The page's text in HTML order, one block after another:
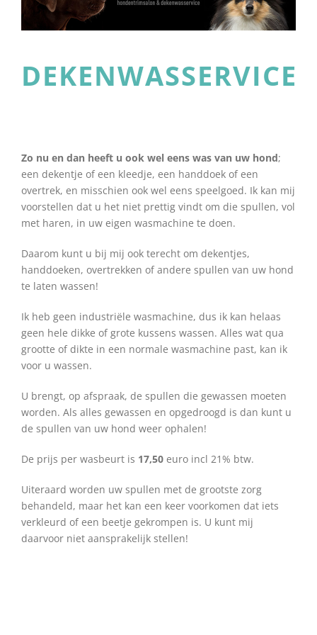
DEKENWASSERVICE
Zo nu en dan heeft u ook wel eens was van uw hond;
een dekentje of een kleedje, een handdoek of een
overtrek, en misschien ook wel eens speelgoed. Ik kan mij
voorstellen dat u het niet prettig vindt om die spullen, vol
met haren, in uw eigen wasmachine te doen.
Daarom kunt u bij mij ook terecht om dekentjes,
handdoeken, overtrekken of andere spullen van uw hond
te laten wassen!
Ik heb geen industriële wasmachine, dus ik kan helaas
geen hele dikke of grote kussens wassen. Alles wat qua
grootte of dikte in een normale wasmachine past, kan ik
voor u wassen.
U brengt, op afspraak, de spullen die gewassen moeten
worden. Als alles gewassen en opgedroogd is dan kunt u
de spullen van uw hond weer ophalen!
De prijs per wasbeurt is 17,50 euro incl 21% btw.
Uiteraard worden uw spullen met de grootste zorg
behandeld, maar het kan een keer voorkomen dat iets
verkleurd of een beetje gekrompen is. U kunt mij
daarvoor niet aansprakelijk stellen!